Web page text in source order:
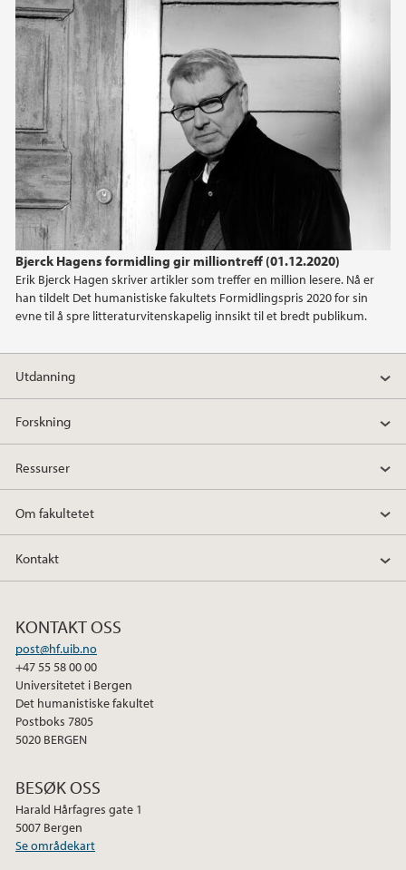
Bjerck Hagens formidling gir milliontreff (01.12.2020)
Erik Bjerck Hagen skriver artikler som treffer en million lesere. Nå er
han tildelt Det humanistiske fakultets Formidlingspris 2020 for sin
evne til å spre litteraturvitenskapelig innsikt til et bredt publikum.
Utdanning
Forskning
Ressurser
Om fakultetet
Kontakt
KONTAKT OSS
post@hf.uib.no
+47 55 58 00 00
Universitetet i Bergen
Det humanistiske fakultet
Postboks 7805
5020 BERGEN
BESØK OSS
Harald Hårfagres gate 1
5007 Bergen
Se områdekart